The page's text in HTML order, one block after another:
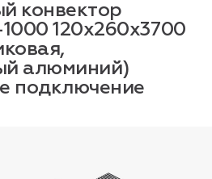
конвектор
1000 120х260х3700
алюминий)
подключение